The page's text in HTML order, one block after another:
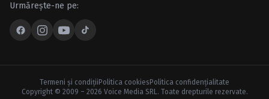
Urmărește-ne pe:
Termeni şi condiţii Politica cookies Politica confidenţialitate
Copyright © 2009 – 2026 Voice Media SRL. Toate drepturile rezervate.